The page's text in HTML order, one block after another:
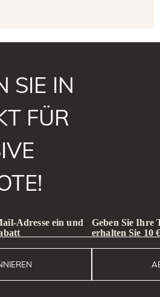
SIE IN
FÜR
Adresse ein und
Geben Sie Ihre
erhalten Sie 10